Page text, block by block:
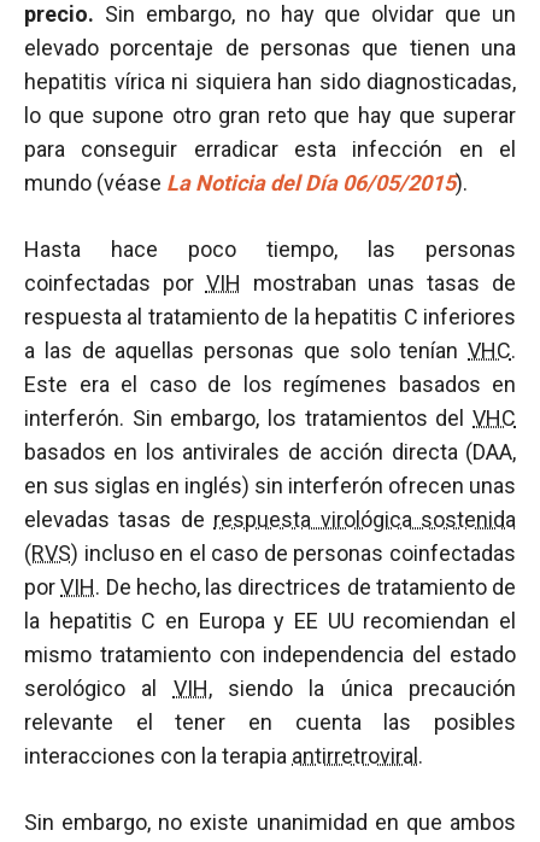
precio. Sin embargo, no hay que olvidar que un
elevado porcentaje de personas que tienen una
hepatitis vírica ni siquiera han sido diagnosticadas,
lo que supone otro gran reto que hay que superar
para conseguir erradicar esta infección en el
mundo (véase La Noticia del Día 06/05/2015).
Hasta hace poco tiempo, las personas
coinfectadas por VIH mostraban unas tasas de
respuesta al tratamiento de la hepatitis C inferiores
a las de aquellas personas que solo tenían VHC.
Este era el caso de los regímenes basados en
interferón. Sin embargo, los tratamientos del VHC
basados en los antivirales de acción directa (DAA,
en sus siglas en inglés) sin interferón ofrecen unas
elevadas tasas de respuesta virológica sostenida
(RVS) incluso en el caso de personas coinfectadas
porVIH. De hecho, las directrices de tratamiento de
la hepatitis C en Europa y EE UU recomiendan el
mismo tratamiento con independencia del estado
serológico al VIH, siendo la única precaución
relevante el tener en cuenta las posibles
interacciones con la terapia antirretroviral .
Sin embargo, no existe unanimidad en que ambos